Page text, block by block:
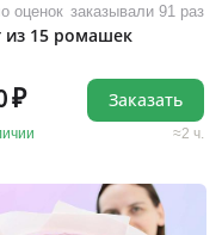
оценок заказывали 91 раз
из 15 ромашек
2 ч.
Заказать